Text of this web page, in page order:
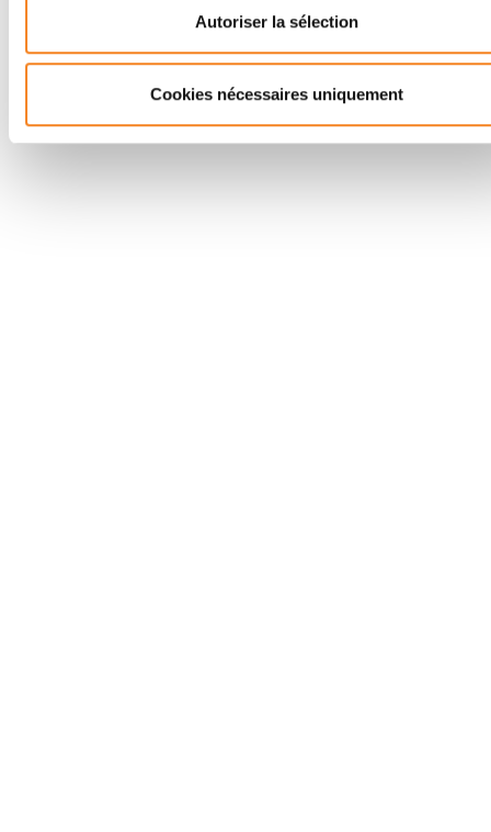
Autoriser la sélection
Cookies nécessaires uniquement